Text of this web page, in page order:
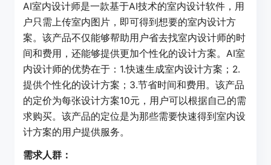
AI室内设计师是一款基于AI技术的室内设计软件，用
户只需上传室内图片，即可得到想要的室内设计方
案。该产品不仅能够帮助用户省去找室内设计师的时
间和费用，还能够提供更加个性化的设计方案。AI室
内设计师的优势在于：1.快速生成室内设计方案；2.
提供个性化的设计方案；3.节省时间和费用。该产品
的定价为每张设计方案10元，用户可以根据自己的需
求购买。该产品的定位是为那些需要快速得到室内设
计方案的用户提供服务。
需求人群：